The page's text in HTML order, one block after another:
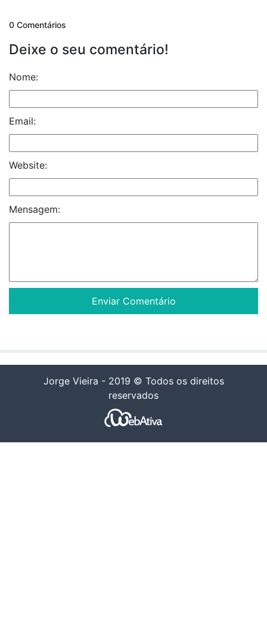
0 Comentários
Deixe o seu comentário!
Nome:
Email:
Website:
Mensagem:
Jorge Vieira - 2019 © Todos os direitos
reservados